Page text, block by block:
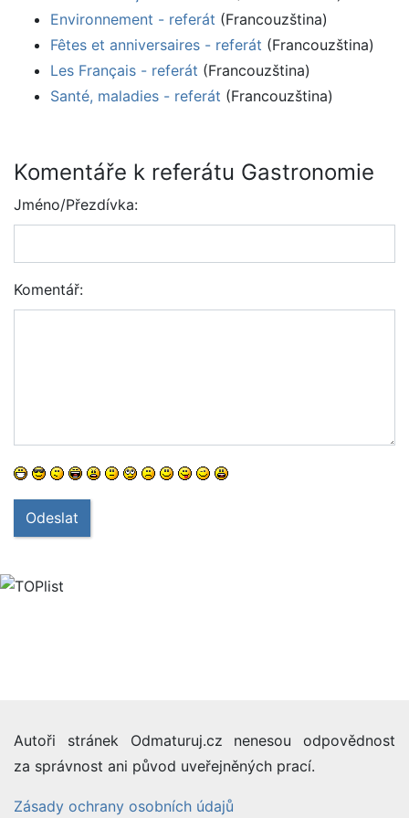
Environnement - referát (Francouzština)
Fêtes et anniversaires - referát (Francouzština)
Les Français - referát (Francouzština)
Santé, maladies - referát (Francouzština)
Komentáře k referátu Gastronomie
Jméno/Přezdívka:
Komentář:
Odeslat
Autoři stránek Odmaturuj.cz nenesou odpovědnost
za správnost ani původ uveřejněných prací.
Zásady ochrany osobních údajů